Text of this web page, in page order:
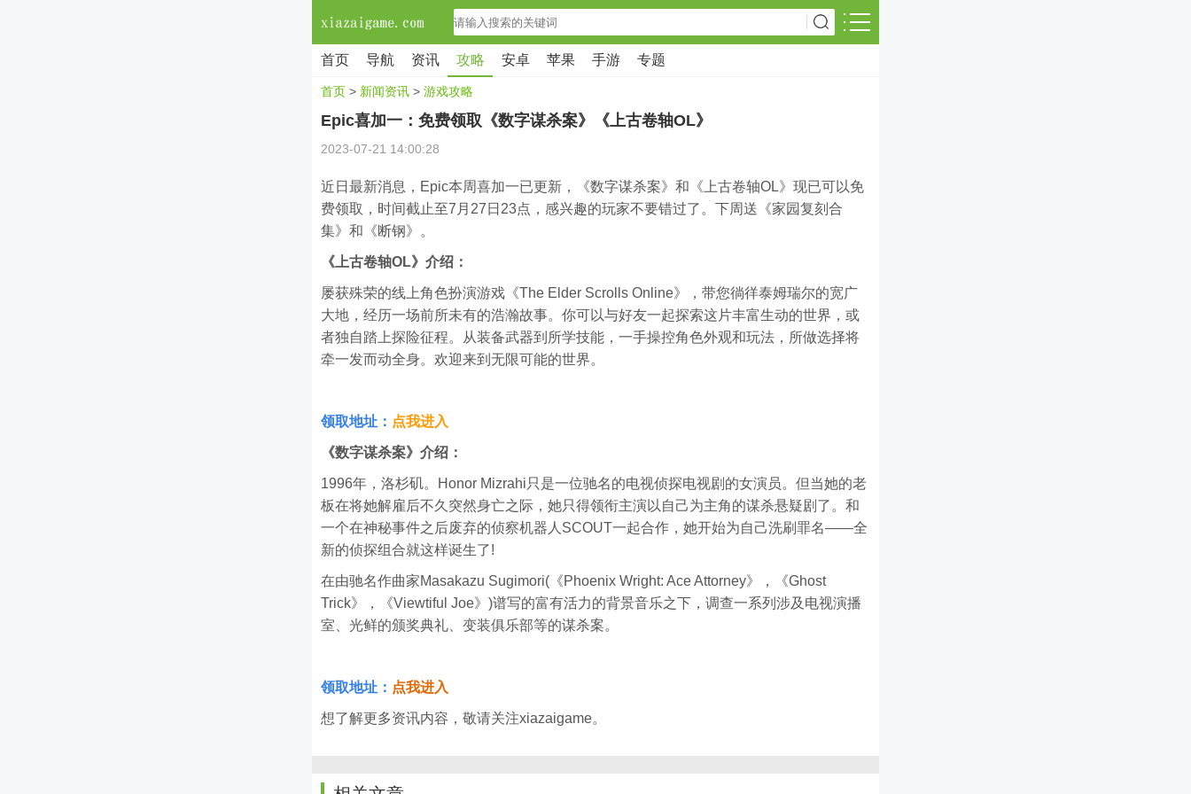
首页 导航 资讯 攻略 安卓 苹果 手游 专题
首页 > 新闻资讯 > 游戏攻略
Epic喜加一：免费领取《数字谋杀案》《上古卷轴OL》
2023-07-21 14:00:28
近日最新消息，Epic本周喜加一已更新，《数字谋杀案》和《上古卷轴OL》现已可以免
费领取，时间截止至7月27日23点，感兴趣的玩家不要错过了。下周送《家园复刻合
集》和《断钢》。
《上古卷轴OL》介绍：
屡获殊荣的线上角色扮演游戏《The Elder Scrolls Online》，带您徜徉泰姆瑞尔的宽广
大地，经历一场前所未有的浩瀚故事。你可以与好友一起探索这片丰富生动的世界，或
者独自踏上探险征程。从装备武器到所学技能，一手操控角色外观和玩法，所做选择将
牵一发而动全身。欢迎来到无限可能的世界。
领取地址： 点我进入
《数字谋杀案》介绍：
1996年，洛杉矶。Honor Mizrahi只是一位驰名的电视侦探电视剧的女演员。但当她的老
板在将她解雇后不久突然身亡之际，她只得领衔主演以自己为主角的谋杀悬疑剧了。和
一个在神秘事件之后废弃的侦察机器人SCOUT一起合作，她开始为自己洗刷罪名——全
新的侦探组合就这样诞生了!
在由驰名作曲家Masakazu Sugimori(《Phoenix Wright: Ace Attorney》，《Ghost
Trick》，《Viewtiful Joe》)谱写的富有活力的背景音乐之下，调查一系列涉及电视演播
室、光鲜的颁奖典礼、变装俱乐部等的谋杀案。
领取地址： 点我进入
想了解更多资讯内容，敬请关注xiazaigame。